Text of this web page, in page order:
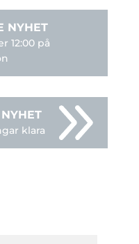
12:00 på
klara